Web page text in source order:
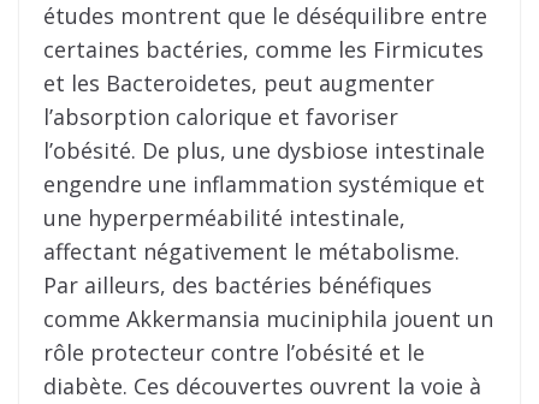
études montrent que le déséquilibre entre
certaines bactéries, comme les Firmicutes
et les Bacteroidetes, peut augmenter
l’absorption calorique et favoriser
l’obésité. De plus, une dysbiose intestinale
engendre une inflammation systémique et
une hyperperméabilité intestinale,
affectant négativement le métabolisme.
Par ailleurs, des bactéries bénéfiques
comme Akkermansia muciniphila jouent un
rôle protecteur contre l’obésité et le
diabète. Ces découvertes ouvrent la voie à